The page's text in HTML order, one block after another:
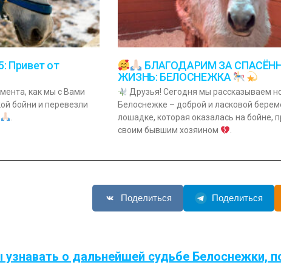
Привет от
как мы с Вами
бойни и перевезли
БЛАГОДАРИМ ЗА
ЖИЗНЬ: БЕЛОСНЕЖКА
Друзья! Сегодня мы рассказываем
Белоснежке – доброй и ласковой
лошадке, которая оказалась на бойне,
своим бывшим хозяином
Поделиться Поделиться
о дальнейшей судьбе Белоснежки,